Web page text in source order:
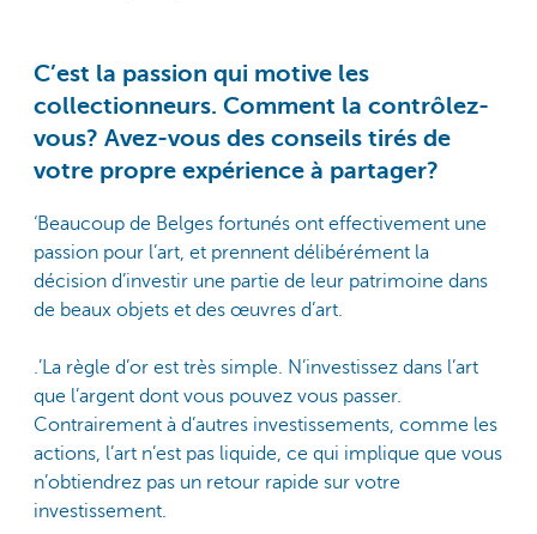
C’est la passion qui motive les
collectionneurs. Comment la contrôlez-
vous? Avez-vous des conseils tirés de
votre propre expérience à partager?
‘Beaucoup de Belges fortunés ont effectivement une
passion pour l’art, et prennent délibérément la
décision d’investir une partie de leur patrimoine dans
de beaux objets et des œuvres d’art.
.’La règle d’or est très simple. N’investissez dans l’art
que l’argent dont vous pouvez vous passer.
Contrairement à d’autres investissements, comme les
actions, l’art n’est pas liquide, ce qui implique que vous
n’obtiendrez pas un retour rapide sur votre
investissement.